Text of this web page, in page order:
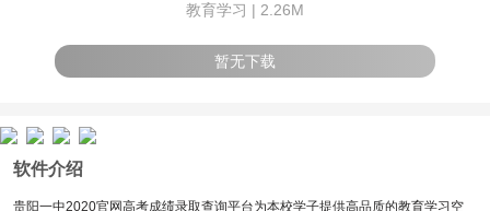
教育学习 | 2.26M
暂无下载
软件介绍
贵阳一中2020官网高考成绩录取查询平台为本校学子提供高品质的教育学习空